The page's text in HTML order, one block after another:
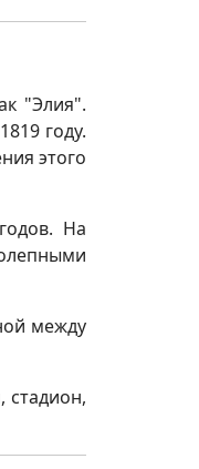
"Элия".
году.
этого
На
между
стадион,